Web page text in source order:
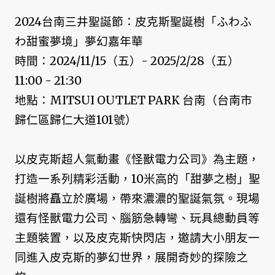
2024台南三井聖誕節：皮克斯聖誕樹「ふわふ
わ甜蜜夢境」夢幻嘉年華
時間：2024/11/15（五）- 2025/2/28（五）
11:00 - 21:30
地點：MITSUI OUTLET PARK 台南（台南市
歸仁區歸仁大道101號）
以皮克斯超人氣動畫《怪獸電力公司》為主題，
打造一系列精彩活動，10米高的「甜夢之樹」聖
誕樹將矗立於廣場，帶來濃濃的聖誕氣氛。現場
還有怪獸電力公司、腦筋急轉彎、玩具總動員等
主題裝置，以及皮克斯快閃店，邀請大小朋友一
同進入皮克斯的夢幻世界，展開奇妙的探險之